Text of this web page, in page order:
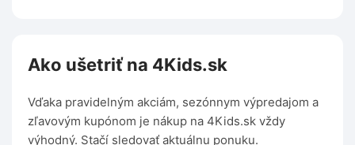
Ako ušetriť na 4Kids.sk
Vďaka pravidelným akciám, sezónnym výpredajom a
zľavovým kupónom je nákup na 4Kids.sk vždy
výhodný. Stačí sledovať aktuálnu ponuku.